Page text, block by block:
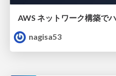
nagisa53